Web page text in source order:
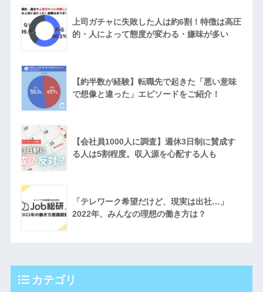
上司ガチャに失敗した人は約6割！特徴は高圧
的・人によって態度が変わる・嫌味が多い
【約半数が経験】転職先で起きた「悪い意味
で想像と違った」エピソードをご紹介！
【会社員1000人に調査】週休3日制に賛成す
る人は5割程度。収入源を心配する人も
「テレワーク希望だけど、現実は出社…」
2022年、みんなの理想の働き方は？
カテゴリ